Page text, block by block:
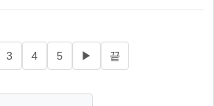
3 4 5 ▶ 끝